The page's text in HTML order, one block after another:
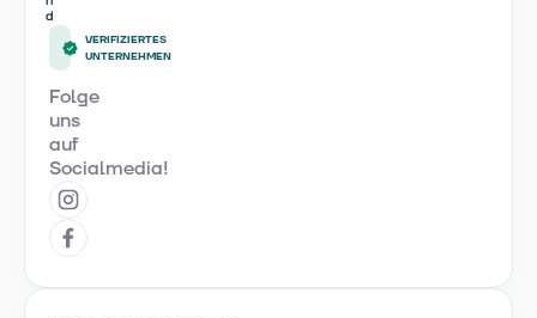
t
VERIFIZIERTES
UNTERNEHMEN
Folge
uns
auf
Socialmedia!